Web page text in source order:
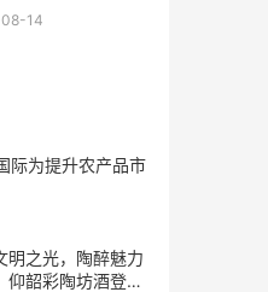
14
际为提升农产品市
明之光，陶醉魅力
仰韶彩陶坊酒登陆